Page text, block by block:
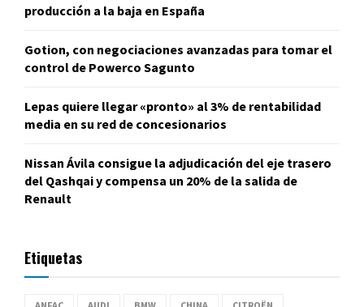
producción a la baja en España
Gotion, con negociaciones avanzadas para tomar el
control de Powerco Sagunto
Lepas quiere llegar «pronto» al 3% de rentabilidad
media en su red de concesionarios
Nissan Ávila consigue la adjudicación del eje trasero
del Qashqai y compensa un 20% de la salida de
Renault
Etiquetas